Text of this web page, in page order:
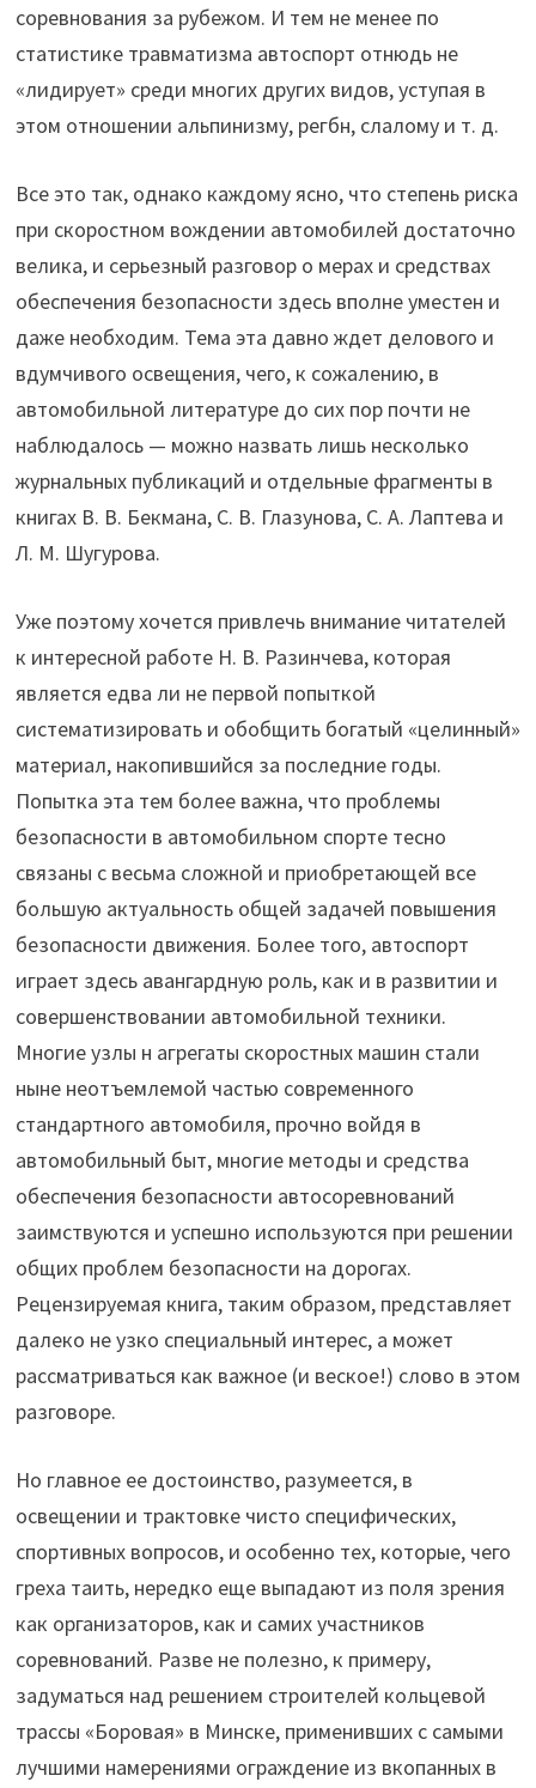
соревнования за рубежом. И тем не менее по
статистике травматизма автоспорт отнюдь не
«лидирует» среди многих других видов, уступая в
этом отношении альпинизму, регбн, слалому и т. д.
Все это так, однако каждому ясно, что степень риска
при скоростном вождении автомобилей достаточно
велика, и серьезный разговор о мерах и средствах
обеспечения безопасности здесь вполне уместен и
даже необходим. Тема эта давно ждет делового и
вдумчивого освещения, чего, к сожалению, в
автомобильной литературе до сих пор почти не
наблюдалось — можно назвать лишь несколько
журнальных публикаций и отдельные фрагменты в
книгах В. В. Бекмана, С. В. Глазунова, С. А. Лаптева и
Л. М. Шугурова.
Уже поэтому хочется привлечь внимание читателей
к интересной работе Н. В. Разинчева, которая
является едва ли не первой попыткой
систематизировать и обобщить богатый «целинный»
материал, накопившийся за последние годы.
Попытка эта тем более важна, что проблемы
безопасности в автомобильном спорте тесно
связаны с весьма сложной и приобретающей все
большую актуальность общей задачей повышения
безопасности движения. Более того, автоспорт
играет здесь авангардную роль, как и в развитии и
совершенствовании автомобильной техники.
Многие узлы н агрегаты скоростных машин стали
ныне неотъемлемой частью современного
стандартного автомобиля, прочно войдя в
автомобильный быт, многие методы и средства
обеспечения безопасности автосоревнований
заимствуются и успешно используются при решении
общих проблем безопасности на дорогах.
Рецензируемая книга, таким образом, представляет
далеко не узко специальный интерес, а может
рассматриваться как важное (и веское!) слово в этом
разговоре.
Но главное ее достоинство, разумеется, в
освещении и трактовке чисто специфических,
спортивных вопросов, и особенно тех, которые, чего
греха таить, нередко еще выпадают из поля зрения
как организаторов, как и самих участников
соревнований. Разве не полезно, к примеру,
задуматься над решением строителей кольцевой
трассы «Боровая» в Минске, применивших с самыми
лучшими намерениями ограждение из вкопанных в